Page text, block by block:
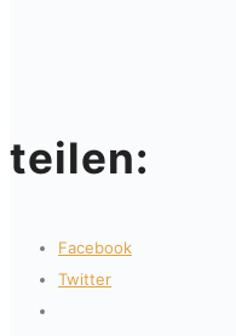
teilen:
Facebook
Twitter